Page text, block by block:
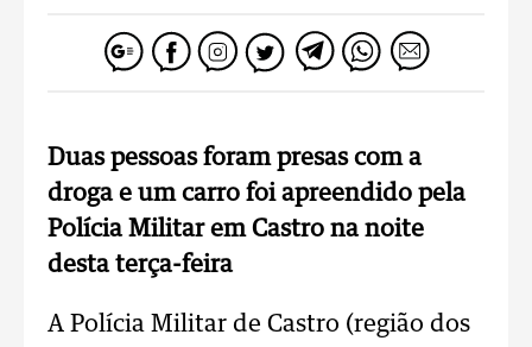
Duas pessoas foram presas com a
droga e um carro foi apreendido pela
Polícia Militar em Castro na noite
desta terça-feira
A Polícia Militar de Castro (região dos